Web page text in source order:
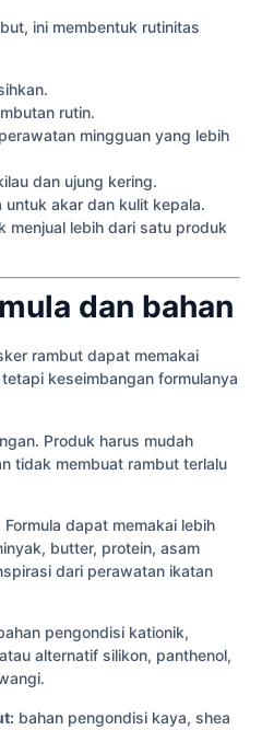
ini membentuk rutinitas
rutin.
mingguan yang lebih
dan ujung kering.
untuk akar dan kulit kepala.
menjual lebih dari satu produk
dan bahan
rambut dapat memakai
keseimbangan formulanya
Produk harus mudah
tidak membuat rambut terlalu
dapat memakai lebih
butter, protein, asam
dari perawatan ikatan
pengondisi kationik,
alternatif silikon, panthenol,
bahan pengondisi kaya, shea